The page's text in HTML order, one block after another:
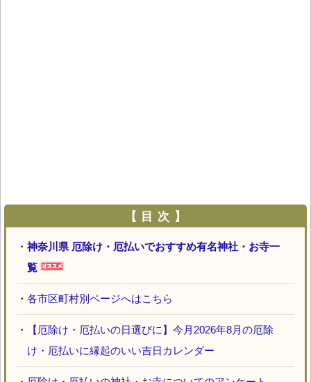
【 目 次 】
・ 神奈川県 厄除け・厄払いでおすすめ有名神社・お寺一
覧
・ 各市区町村別ページへはこちら
・
【厄除け・厄払いの日選びに】今月2026年8月の厄除
け・厄払いに縁起のいい吉日カレンダー